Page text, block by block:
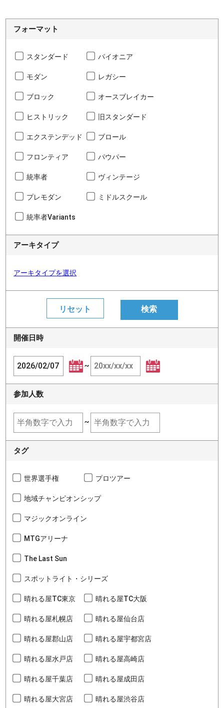
フォーマット
スタンダード パイオニア
モダン レガシー
ブロック オースブレイカー
ヒストリック 旧スタンダード
エクステンデッド ブロール
フロンティア パウパー
統率者 ヴィンテージ
プレモダン ミドルスクール
統率者Variants
アーキタイプ
アーキタイプを選択
開催日時
~
参加人数
~
タグ
世界選手権 プロツアー
地域チャンピオンシップ
マジックオンライン
MTGアリーナ
The Last Sun
スポットライト・シリーズ
晴れる屋TC東京 晴れる屋TC大阪
晴れる屋札幌店 晴れる屋仙台店
晴れる屋郡山店 晴れる屋宇都宮店
晴れる屋水戸店 晴れる屋高崎店
晴れる屋千葉店 晴れる屋成田店
晴れる屋大宮店 晴れる屋渋谷店